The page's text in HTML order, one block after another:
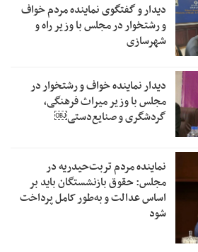
دیدار و گفتگوی نماینده مردم خواف
و رشتخوار در مجلس با وزیر راه و
شهرسازی
دیدار نماینده خواف و رشتخوار در
مجلس با وزیر میراث فرهنگی،
گردشگری و صنایع‌دستی￼
نماینده مردم تربت‌حیدریه در
مجلس: حقوق بازنشستگان باید بر
اساس عدالت و به‌طور کامل پرداخت
شود